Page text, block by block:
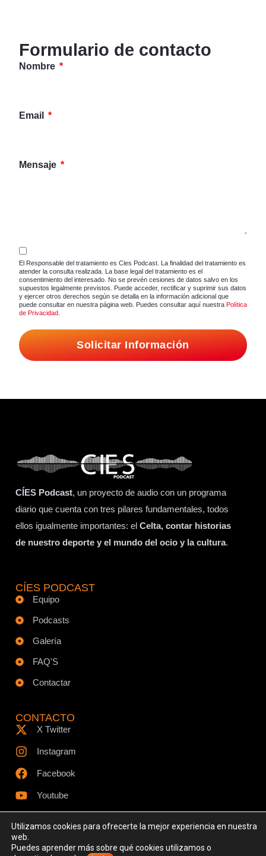
Formulario de contacto
Nombre
Email
Mensaje
El Responsable del tratamiento es Cies Podcast. La finalidad del tratamiento es
atender la consulta realizada. La base legal del tratamiento es el
consentimiento del interesado. No se prevén cesiones de datos salvo en los
supuestos legalmente previstos. Puede acceder, rectificar y suprimir sus datos
y ejercer otros derechos según se detalla en la información adicional que
puede consultar en nuestra página web. Puedes consultar aquí nuestra Política
de Privacidad
Solicitar Información
CÍES Podcast, un proyecto de audio con un programa
diario que cuenta con tres pilares fundamentales, todos
ellos igualmente importantes: el Celta, contar historias
de nuestro deporte y el mundo del ocio y la cultura.
CÍES PODCAST
Equipo
Podcasts
Galería
FAQ'S
Contactar
CONTACTO
X Twitter
Instagram
Facebook
Youtube
Utilizamos cookies para ofrecerte la mejor experiencia en nuestra
web.
Puedes aprender más sobre qué cookies utilizamos o